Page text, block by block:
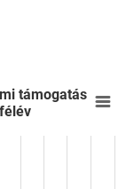
és hitelcél
összege állami
Data ranges
támogatás